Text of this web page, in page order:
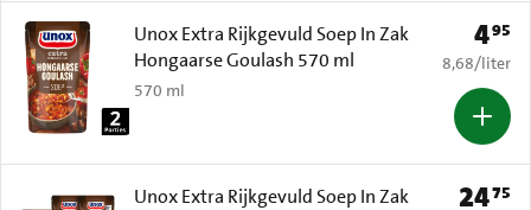
Unox Extra Rijkgevuld Soep In Zak
Hongaarse Goulash 570 ml
570 ml
Prijs:
495
€ 8,68 per
8,68/liter
Unox Extra Rijkgevuld Soep In Zak
Prijs: €
2475